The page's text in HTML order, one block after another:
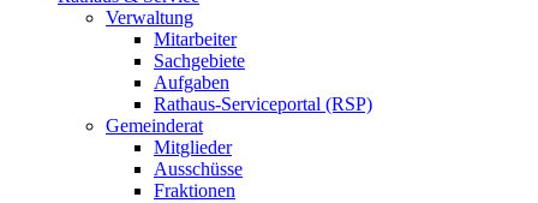
Verwaltung
Mitarbeiter
Sachgebiete
Aufgaben
Rathaus-Serviceportal (RSP)
Gemeinderat
Mitglieder
Ausschüsse
Fraktionen